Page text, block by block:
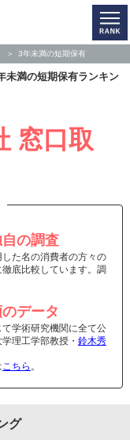
3年未満の短期保有
未満の短期保有ランキン
窓口取
の調査
た名の消費者の方々の
底比較しています。調
データ
て学術研究機関に全て公
理工学部教授・ 鈴木秀
こちら 。
グ